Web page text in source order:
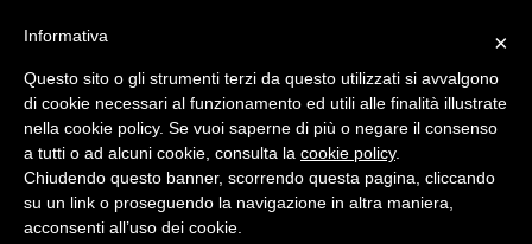
Quotidiano d'informazione distribuito in Molise con
×
Informativa
Questo sito o gli strumenti terzi da questo utilizzati si avvalgono
di cookie necessari al funzionamento ed utili alle finalità illustrate
nella cookie policy. Se vuoi saperne di più o negare il consenso
a tutti o ad alcuni cookie, consulta la cookie policy.
Chiudendo questo banner, scorrendo questa pagina, cliccando
su un link o proseguendo la navigazione in altra maniera,
acconsenti all’uso dei cookie.